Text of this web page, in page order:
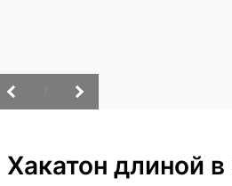
Хакатон длиной